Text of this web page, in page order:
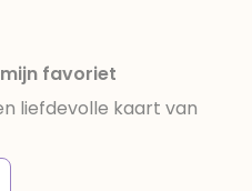
favoriet
liefdevolle kaart van